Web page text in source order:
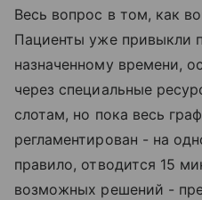
Весь вопрос в том, как
Пациенты уже привыкли
назначенному времени,
через специальные
слотам, но пока весь
регламентирован - на
правило, отводится 15
возможных решений -